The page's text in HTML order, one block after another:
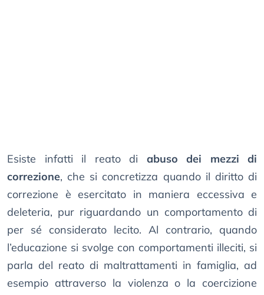
Esiste infatti il reato di abuso dei mezzi di
correzione, che si concretizza quando il diritto di
correzione è esercitato in maniera eccessiva e
deleteria, pur riguardando un comportamento di
per sé considerato lecito. Al contrario, quando
l’educazione si svolge con comportamenti illeciti, si
parla del reato di maltrattamenti in famiglia, ad
esempio attraverso la violenza o la coercizione